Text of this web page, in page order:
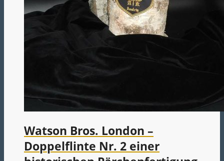
Watson Bros. London –
Doppelflinte Nr. 2 einer